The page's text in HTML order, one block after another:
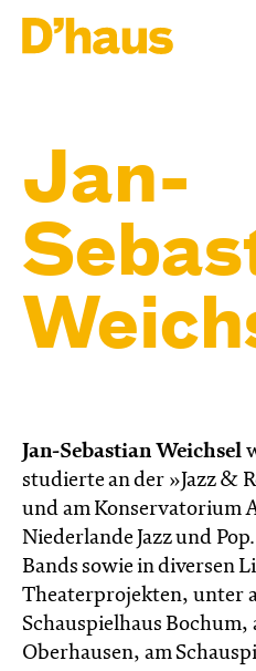
Jan-
Jan-Sebastian Weichsel
studierte an der »Jazz &
und am Konservatorium
Niederlande Jazz und
Bands sowie in diversen
Theaterprojekten, unter
Schauspielhaus Bochum,
Oberhausen, am